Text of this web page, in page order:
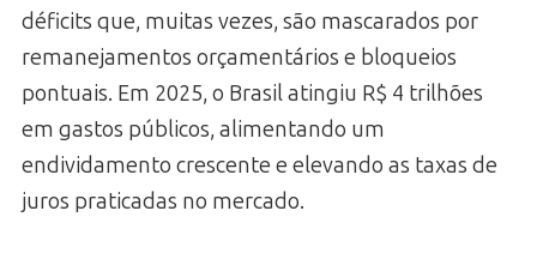
déficits que, muitas vezes, são mascarados por
remanejamentos orçamentários e bloqueios
pontuais. Em 2025, o Brasil atingiu R$ 4 trilhões
em gastos públicos, alimentando um
endividamento crescente e elevando as taxas de
juros praticadas no mercado.